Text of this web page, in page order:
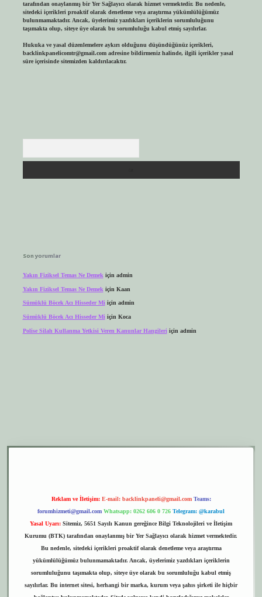
tarafından onaylanmış bir Yer Sağlayıcı olarak hizmet vermektedir. Bu nedenle,
sitedeki içerikleri proaktif olarak denetleme veya araştırma yükümlülüğümüz
bulunmamaktadır. Ancak, üyelerimiz yazdıkları içeriklerin sorumluluğunu
taşımakta olup, siteye üye olarak bu sorumluluğu kabul etmiş sayılırlar.
Hukuka ve yasal düzenlemelere aykırı olduğunu düşündüğünüz içerikleri,
backlinkpanelicomtr@gmail.comadresine bildirmeniz halinde, ilgili içerikler yasal
süre içerisinde sitemizden kaldırılacaktır.
Son yorumlar
Yakın Fiziksel Temas Ne Demek için admin
Yakın Fiziksel Temas Ne Demek için Kaan
Sümüklü Böcek Acı Hisseder Miiçin admin
Sümüklü Böcek Acı Hisseder Mi için Koca
Polise Silah Kullanma Yetkisi Veren Kanunlar Hangileri için admin
Reklam ve İletişim: E-mail: backlinkpaneli@gmail.com Teams:
forumhizmeti@gmail.com Whatsapp: 0262 606 0 726 Telegram: @karabul
Yasal Uyarı: Sitemiz, 5651 Sayılı Kanun gereğince Bilgi Teknolojileri ve İletişim
Kurumu (BTK) tarafından onaylanmış bir Yer Sağlayıcı olarak hizmet vermektedir.
Bu nedenle, sitedeki içerikleri proaktif olarak denetleme veya araştırma
yükümlülüğümüz bulunmamaktadır. Ancak, üyelerimiz yazdıkları içeriklerin
sorumluluğunu taşımakta olup, siteye üye olarak bu sorumluluğu kabul etmiş
sayılırlar. Bu internet sitesi, herhangi bir marka, kurum veya şahıs şirketi ile hiçbir